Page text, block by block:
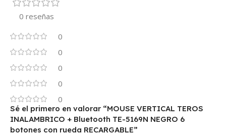
0 reseñas
0
0
0
0
0
Sé el primero en valorar “MOUSE VERTICAL TEROS
INALAMBRICO + Bluetooth TE-5169N NEGRO 6
botones con rueda RECARGABLE”